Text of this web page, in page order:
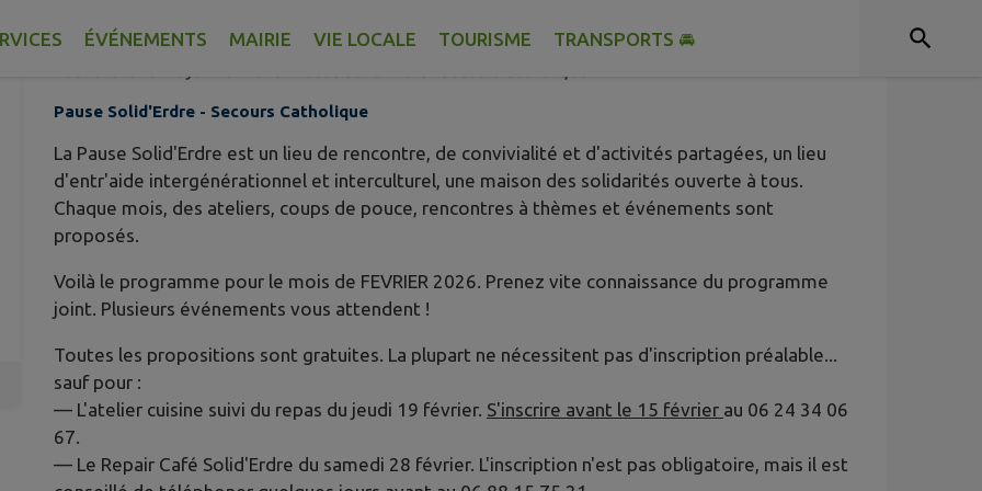
ÉVÉNEMENTS MAIRIE VIE LOCALE TOURISME TRANSPORTS 🚘
SOLID'ERDRE ?
Pause Solid'Erdre - Secours Catholique
La Pause Solid'Erdre est un lieu de rencontre, de convivialité et d'activités partagées, un lieu
d'entr'aide intergénérationnel et interculturel, une maison des solidarités ouverte à tous.
Chaque mois, des ateliers, coups de pouce, rencontres à thèmes et événements sont
proposés.
Voilà le programme pour le mois de FEVRIER 2026. Prenez vite connaissance du programme
joint. Plusieurs événements vous attendent !
Toutes les propositions sont gratuites. La plupart ne nécessitent pas d'inscription préalable...
sauf pour :
— L'atelier cuisine suivi du repas du jeudi 19 février. S'inscrire avant le 15 février au 06 24 34 06
67.
— Le Repair Café Solid'Erdre du samedi 28 février. L'inscription n'est pas obligatoire, mais il est